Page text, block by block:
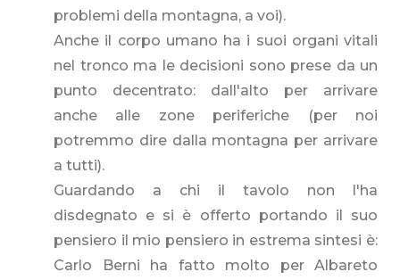
problemi della montagna, a voi).
Anche il corpo umano ha i suoi organi vitali
nel tronco ma le decisioni sono prese da un
punto decentrato: dall'alto per arrivare
anche alle zone periferiche (per noi
potremmo dire dalla montagna per arrivare
a tutti).
Guardando a chi il tavolo non l'ha
disdegnato e si è offerto portando il suo
pensiero il mio pensiero in estrema sintesi è:
Carlo Berni ha fatto molto per Albareto